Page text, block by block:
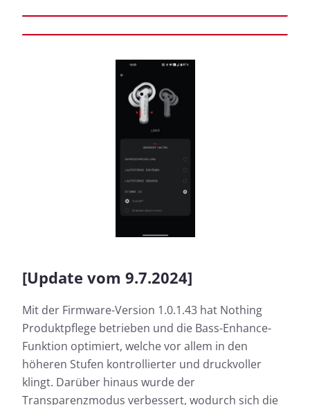
[Update vom 9.7.2024]
Mit der Firmware-Version 1.0.1.43 hat Nothing
Produktpflege betrieben und die Bass-Enhance-
Funktion optimiert, welche vor allem in den
höheren Stufen kontrollierter und druckvoller
klingt. Darüber hinaus wurde der
Transparenzmodus verbessert, wodurch sich die